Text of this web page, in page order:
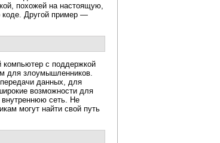
похожей на настоящую,
коде. Другой пример —
компьютер с поддержкой
для злоумышленников.
данных, для
возможности для
сеть. Не
могут найти свой путь